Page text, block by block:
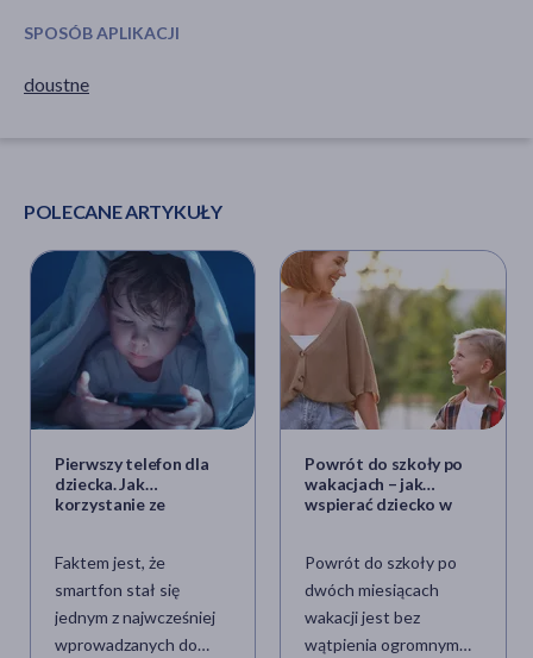
SPOSÓB APLIKACJI
doustne
POLECANE ARTYKUŁY
Pierwszy telefon dla
dziecka. Jak
korzystanie ze
Faktem jest, że
smartfon stał się
jednym z najwcześniej
wprowadzanych do
Powrót do szkoły po
wakacjach – jak
wspierać dziecko w
Powrót do szkoły po
dwóch miesiącach
wakacji jest bez
wątpienia ogromnym